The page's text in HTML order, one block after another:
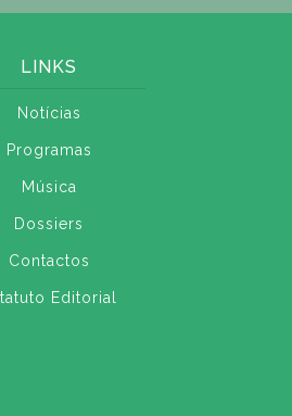
LINKS
Notícias
Programas
Música
Dossiers
Contactos
Editorial